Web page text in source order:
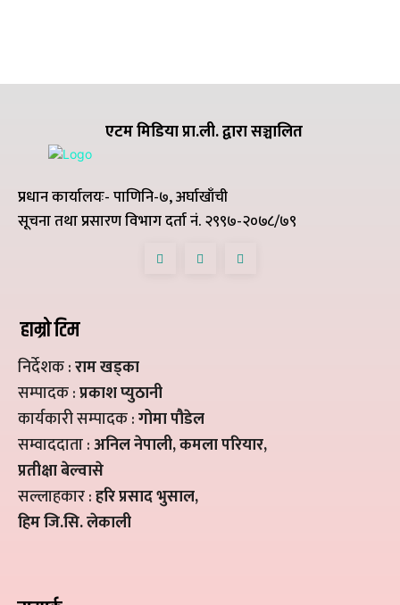
एटम मिडिया प्रा.ली. द्वारा सञ्चालित
प्रधान कार्यालयः- पाणिनि-७, अर्घाखाँची
सूचना तथा प्रसारण विभाग दर्ता नं. २९९७-२०७८/७९
हाम्रो टिम
निर्देशक :राम खड्का
सम्पादक :प्रकाश प्युठानी
कार्यकारी सम्पादक :गोमा पौडेल
सम्वाददाता :अनिल नेपाली, कमला परियार,
प्रतीक्षा बेल्वासे
सल्लाहकार :हरि प्रसाद भुसाल,
हिम जि.सि. लेकाली